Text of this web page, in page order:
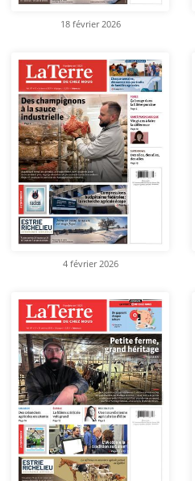
18 février 2026
4 février 2026